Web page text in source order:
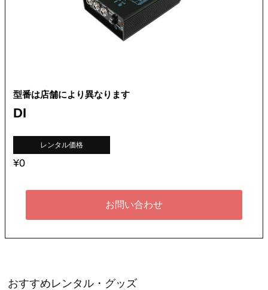
型番は店舗により異なります
DI
レンタル価格
¥0
お問い合わせ
おすすめレンタル・グッズ